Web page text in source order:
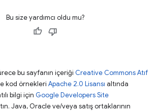
Bu size yardımcı oldu mu?
bu sayfanın içeriği Creative Commons Atıf
kod örnekleri Apache 2.0 Lisansı altında
bilgi için Google Developers Site
Java, Oracle ve/veya satış ortaklarının